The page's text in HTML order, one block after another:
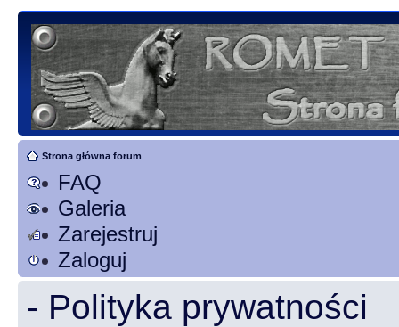
Strona główna forum
FAQ
Galeria
Zarejestruj
Zaloguj
- Polityka prywatności